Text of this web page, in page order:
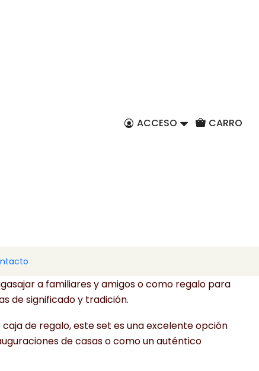
ACCESO CARRO
al carro
especial, evocando la artesanía y la cultura
a familiares y amigos o como regalo para
de significado y tradición.
de regalo, este set es una excelente opción
de casas o como un auténtico